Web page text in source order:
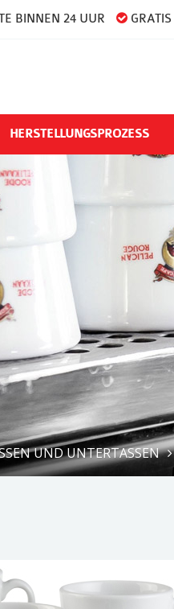
BINNEN 24 UUR GRATIS
HERSTELLUNGSPROZESS
UND UNTERTASSEN